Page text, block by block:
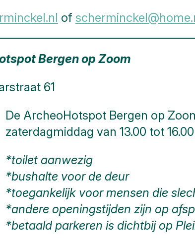
of
Bergen op Zoom
61
De ArcheoHotspot Bergen op
zaterdagmiddag van 13.00 tot
*toilet aanwezig
*bushalte voor de deur
*toegankelijk voor mensen die
*andere openingstijden zijn op
*betaald parkeren is dichtbij op